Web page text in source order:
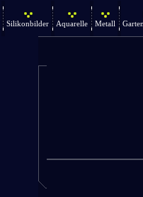
Silikonbilder Aquarelle Metall